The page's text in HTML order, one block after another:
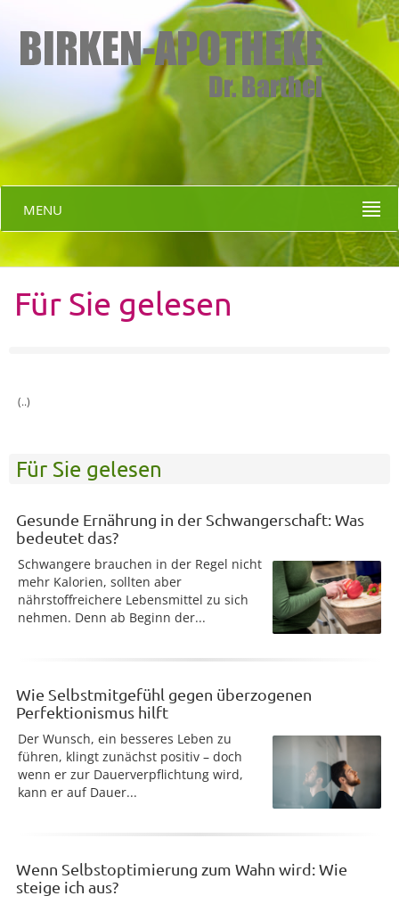
MENU
Für Sie gelesen
(..)
Für Sie gelesen
Gesunde Ernährung in der Schwangerschaft: Was
bedeutet das?
Schwangere brauchen in der Regel nicht
mehr Kalorien, sollten aber
nährstoffreichere Lebensmittel zu sich
nehmen. Denn ab Beginn der...
Wie Selbstmitgefühl gegen überzogenen
Perfektionismus hilft
Der Wunsch, ein besseres Leben zu
führen, klingt zunächst positiv – doch
wenn er zur Dauerverpflichtung wird,
kann er auf Dauer...
Wenn Selbstoptimierung zum Wahn wird: Wie
steige ich aus?